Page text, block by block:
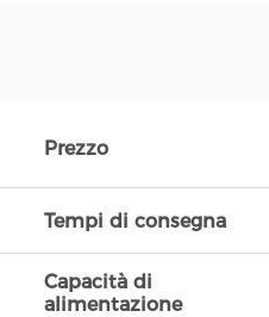
Prezzo
Tempi di consegna
Capacità di
alimentazione